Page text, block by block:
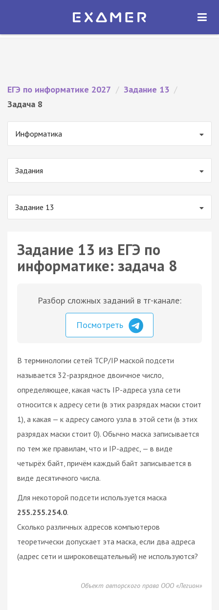
Экзамер — ЕГЭ 2027
ОТКРЫТЬ
ЕГЭ по информатике 2027 / Задание 13 /
Задача 8
Информатика
Задания
Задание 13
Задание 13 из ЕГЭ по
информатике: задача 8
Разбор сложных заданий в тг-канале:
Посмотреть
В терминологии сетей TCP/IP маской подсети
называется 32-разрядное двоичное число,
определяющее, какая часть IP-адреса узла сети
относится к адресу сети (в этих разрядах маски стоит
1), а какая — к адресу самого узла в этой сети (в этих
разрядах маски стоит 0). Обычно маска записывается
по тем же правилам, что и IP-адрес, — в виде
четырёх байт, причём каждый байт записывается в
виде десятичного числа.
Для некоторой подсети используется маска
255.255.254.0.
Сколько различных адресов компьютеров
теоретически допускает эта маска, если два адреса
(адрес сети и широковещательный) не используются?
Объект авторского права ООО «Легион»